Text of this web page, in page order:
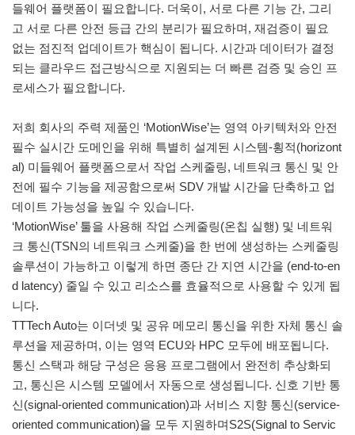
들웨어 플랫폼이 필요합니다. 더욱이, 서로 다른 기능 간, 그리
고 서로 다른 안전 등급 간의 분리가 필요하며, 재검증이 필요
없는 점진적 업데이트가 핵심이 됩니다. 시간과 데이터가 결정
되는 클라우드 접근방식으로 지원되는 더 빠른 검증 및 승인 프
로세스가 필요합니다.
저희 회사의 주력 제품인 ‘MotionWise’는 영역 아키텍처와 안전
필수 실시간 도메인을 위해 특별히 설계된 시스템-횡적(horizont
al) 미들웨어 플랫폼으로서 작업 스케줄링, 네트워크 통신 및 안
전에 필수 기능을 제공함으로써 SDV 개발 시간을 단축하고 업
데이트 가능성을 높일 수 있습니다.
‘MotionWise’ 툴을 사용해 작업 스케줄링(온칩 실행) 및 네트워
크 통신(TSN의 네트워크 스케줄)을 한 번에 생성하는 스케줄링
솔루션이 가능하고 이렇게 하면 종단 간 지연 시간을 (end-to-en
d latency) 줄일 수 있고 리소스를 효율적으로 사용할 수 있게 됩
니다.
TTTech Auto는 이더넷 및 공유 메모리 통신을 위한 자체 통신 솔
루션을 제공하며, 이는 영역 ECU와 HPC 모두에 배포됩니다.
통신 스택과 해당 구성은 응용 프로그램에서 완전히 추상화되
고, 통신은 시스템 모델에서 자동으로 생성됩니다. 신호 기반 통
신(signal-oriented communication)과 서비스 지향 통신(service-
oriented communication)을 모두 지원하며S2S(Signal to Servic